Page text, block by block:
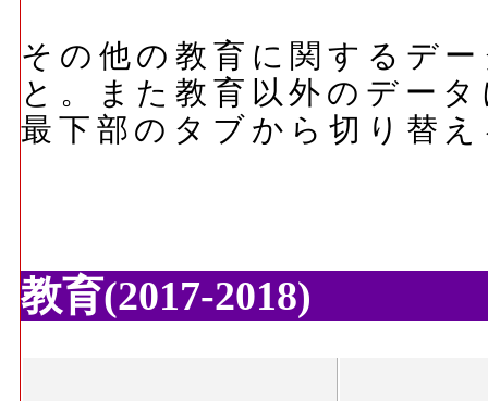
その他の教育に関するデ
と。また教育以外のデー
最下部のタブから切り替
教育(2017-2018)